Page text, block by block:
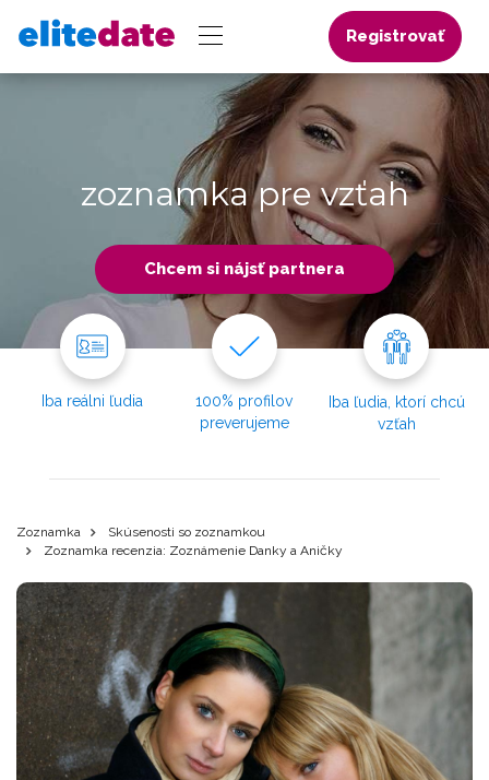
Registrovať
zoznamka pre vzťah
Chcem si nájsť partnera
Iba reálni ľudia
100% profilov
preverujeme
Iba ľudia, ktorí chcú
vzťah
Zoznamka
Skúsenosti so zoznamkou
Zoznamka recenzia: Zoznámenie Danky a Aničky